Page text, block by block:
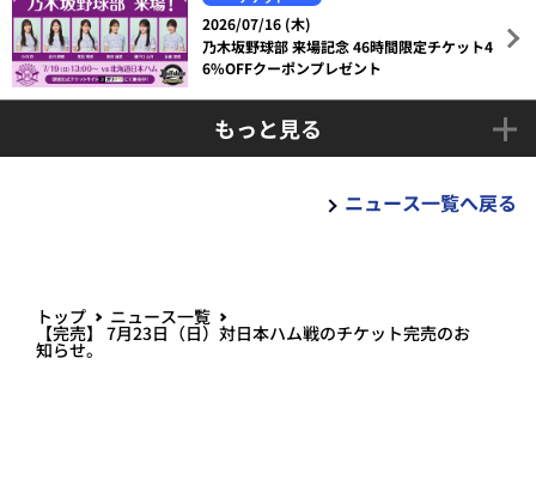
2026/07/16 (木)
乃木坂野球部 来場記念 46時間限定チケット4
6%OFFクーポンプレゼント
もっと見る
ニュース一覧へ戻る
トップ ニュース一覧
【完売】 7月23日（日）対日本ハム戦のチケット完売のお
知らせ。